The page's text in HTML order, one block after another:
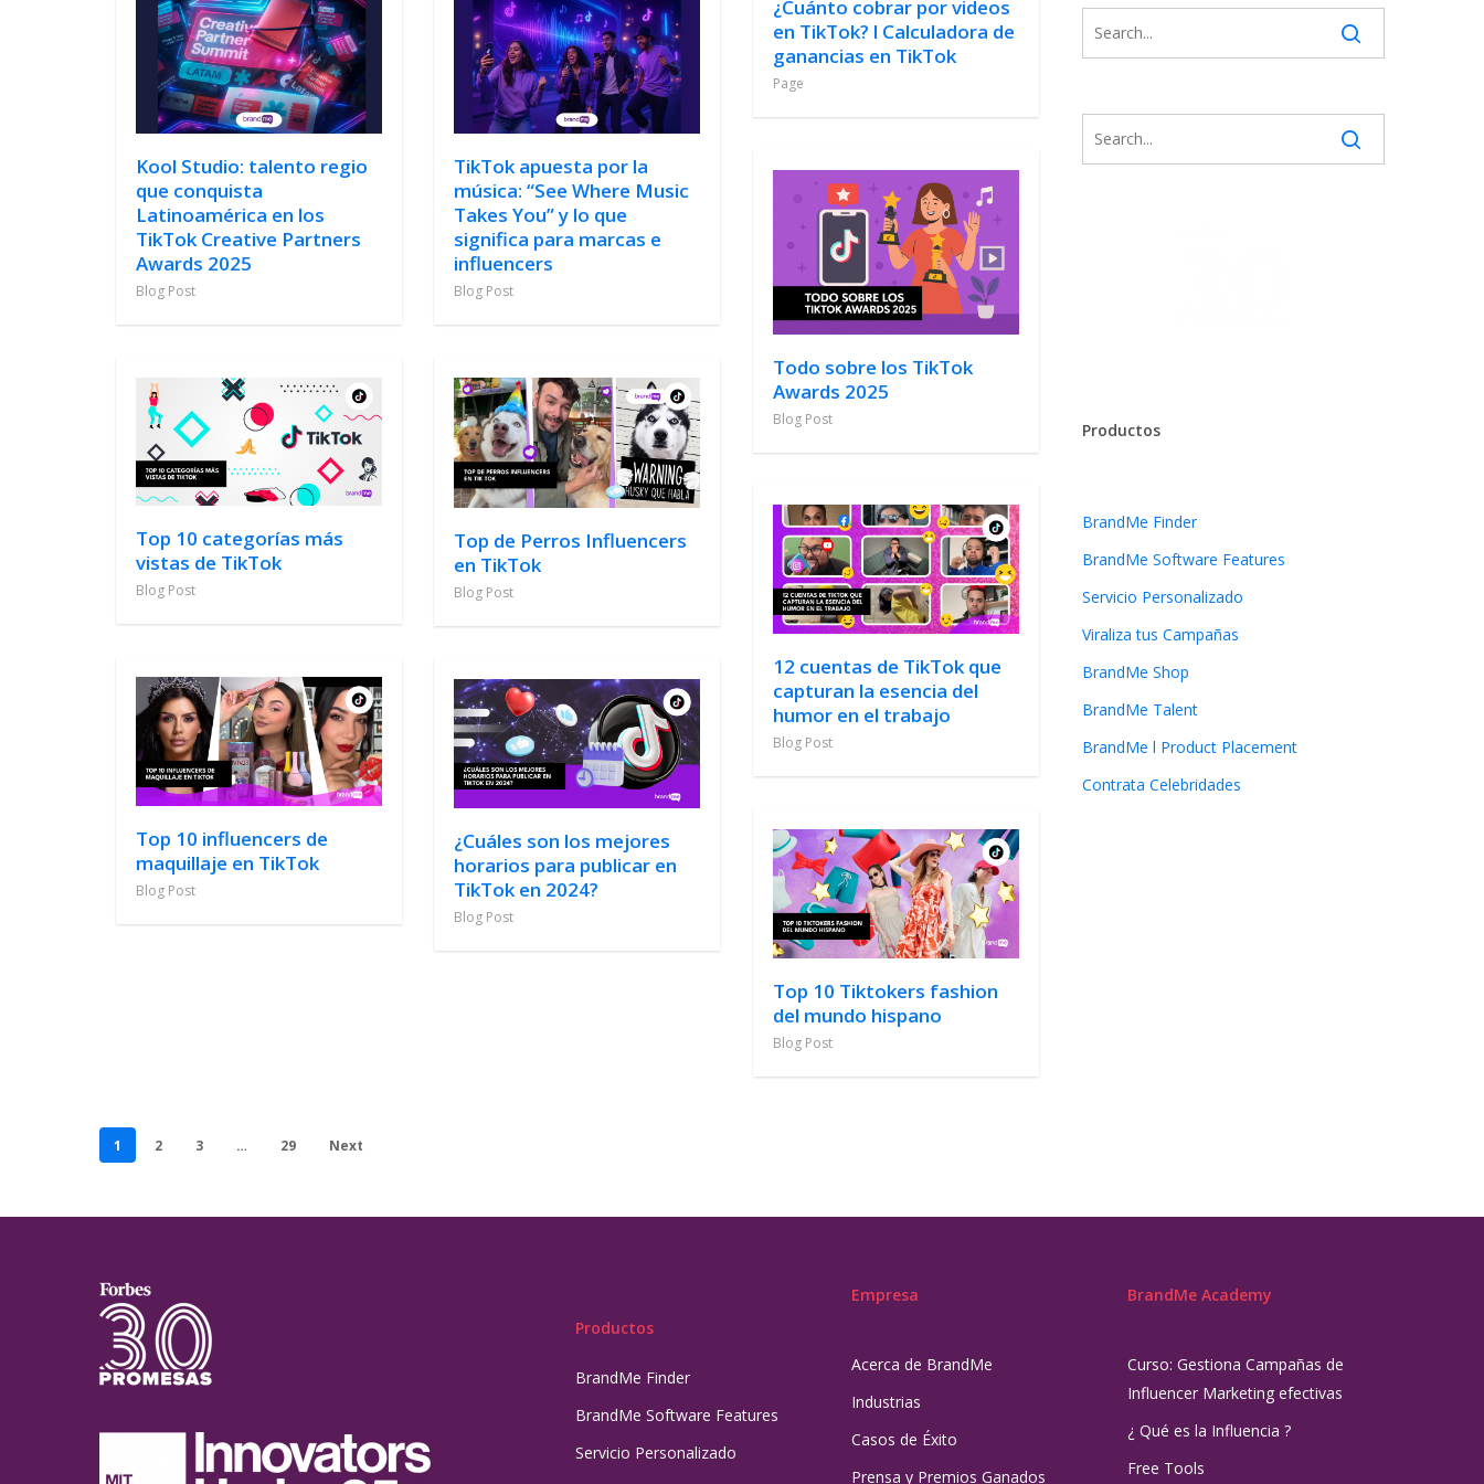
Kool Studio: talento regio
que conquista
Latinoamérica en los
TikTok Creative Partners
Awards 2025
Blog Post
TikTok apuesta por la
música: “See Where Music
Takes You” y lo que
significa para marcas e
influencers
Blog Post
¿Cuánto cobrar por videos
en TikTok? l Calculadora de
ganancias en TikTok
Page
Todo sobre los TikTok
Awards 2025
Blog Post
Top 10 categorías más
vistas de TikTok
Blog Post
Top de Perros Influencers
en TikTok
Blog Post
12 cuentas de TikTok que
capturan la esencia del
humor en el trabajo
Blog Post
Top 10 influencers de
maquillaje en TikTok
Blog Post
¿Cuáles son los mejores
horarios para publicar en
TikTok en 2024?
Blog Post
Top 10 Tiktokers fashion
del mundo hispano
Blog Post
1 2 3 … 29 Next
Productos
BrandMe Finder
BrandMe Software Features
Servicio Personalizado
Viraliza tus Campañas
BrandMe Shop
BrandMe Talent
BrandMe l Product Placement
Contrata Celebridades
Productos
BrandMe Finder
BrandMe Software Features
Servicio Personalizado
Empresa
Acerca de BrandMe
Industrias
Casos de Éxito
Prensa y Premios Ganados
BrandMe Academy
Curso: Gestiona Campañas de
Influencer Marketing efectivas
¿ Qué es la Influencia ?
Free Tools